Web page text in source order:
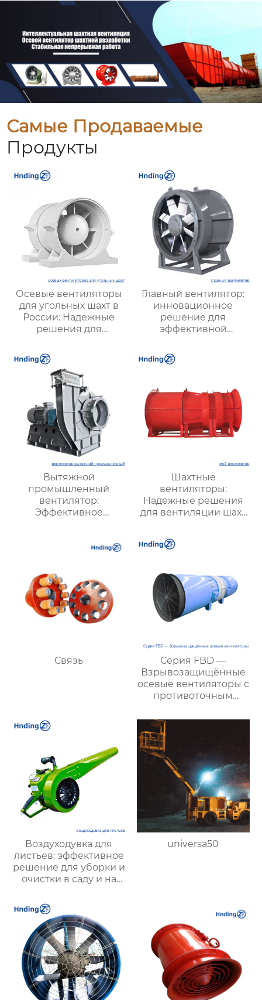
Самые Продаваемые
Продукты
Осевые вентиляторы
для угольных шахт в
России: Надежные
решения для
вентиляции и
безопасности
Главный вентилятор:
инновационное
решение для
эффективной
оптимизации работы
Вытяжной
промышленный
вентилятор:
Эффективное
Шахтные
вентиляторы:
Надежные решения
для вентиляции шахт
| Купить с доставкой
Связь
Серия FBD —
Взрывозащищённые
осевые вентиляторы с
противоточным
шахт:
высокоэффективное и
экономичное
решение для
вентиляции
Воздуходувка для
листьев: эффективное
решение для уборки и
очистки в саду и на
universa50